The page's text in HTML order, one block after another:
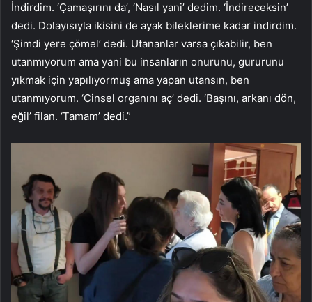
İndirdim. ‘Çamaşırını da’, ‘Nasıl yani’ dedim. ‘İndireceksin’
dedi. Dolayısıyla ikisini de ayak bileklerime kadar indirdim.
‘Şimdi yere çömel’ dedi. Utananlar varsa çıkabilir, ben
utanmıyorum ama yani bu insanların onurunu, gururunu
yıkmak için yapılıyormuş ama yapan utansın, ben
utanmıyorum. ‘Cinsel organını aç’ dedi. ‘Başını, arkanı dön,
eğil’ filan. ‘Tamam’ dedi.”